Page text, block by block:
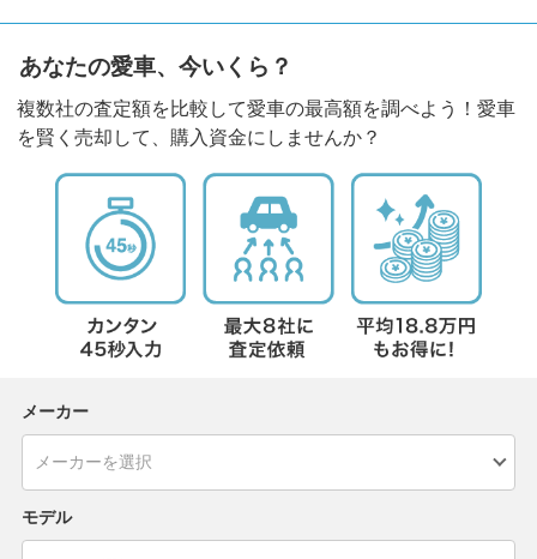
あなたの愛車、今いくら？
複数社の査定額を比較して愛車の最高額を調べよう！愛車
を賢く売却して、購入資金にしませんか？
メーカー
モデル